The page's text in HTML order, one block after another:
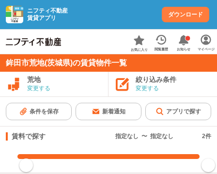
ニフティ不動産
賃貸アプリ
ダウンロード
お気に入り 閲覧履歴 お知らせ マイページ
鉾田市荒地(茨城県)の賃貸物件一覧
荒地
変更する
絞り込み条件
変更する
条件を保存 新着通知 アプリで探す
賃料で探す 指定なし 〜 指定なし 2件